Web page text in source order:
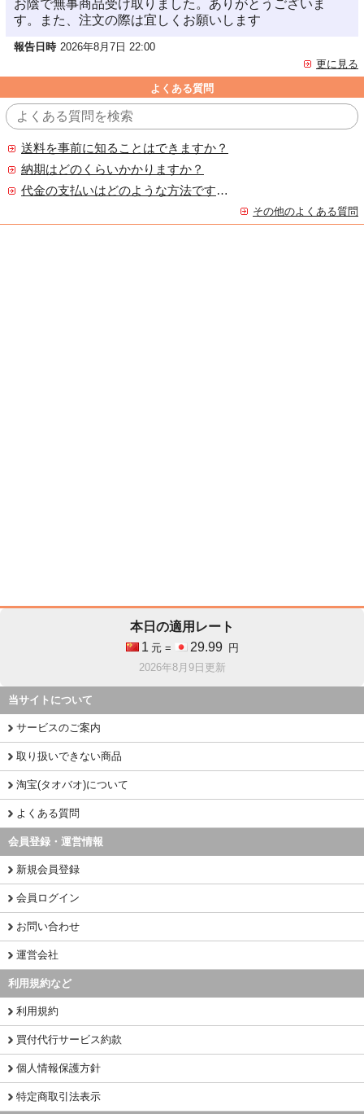
お陰で無事商品受け取りました。ありがとうございま
す。また、注文の際は宜しくお願いします
報告日時 2026年8月7日 22:00
更に見る
よくある質問
送料を事前に知ることはできますか？
納期はどのくらいかかりますか？
代金の支払いはどのような方法ですか？
その他のよくある質問
本日の適用レート
1 元 = 29.99
円
2026年8月9日更新
当サイトについて
サービスのご案内
取り扱いできない商品
淘宝(タオバオ)について
よくある質問
会員登録・運営情報
新規会員登録
会員ログイン
お問い合わせ
運営会社
利用規約など
利用規約
買付代行サービス約款
個人情報保護方針
特定商取引法表示